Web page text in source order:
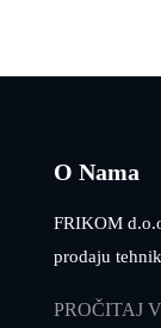
O Nama
FRIKOM
prodaju
PROČITAJ